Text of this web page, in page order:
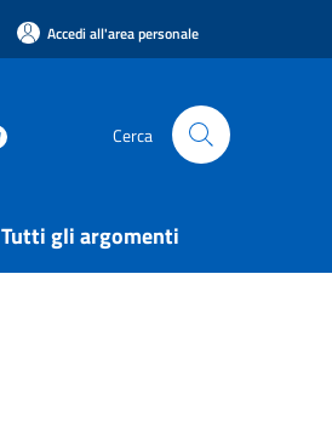
Accedi all'area personale
Cerca
Tutti gli argomenti